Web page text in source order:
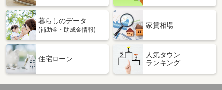
暮らしのデータ
(補助金・助成金情報)
家賃相場
住宅ローン
人気タウン
ランキング